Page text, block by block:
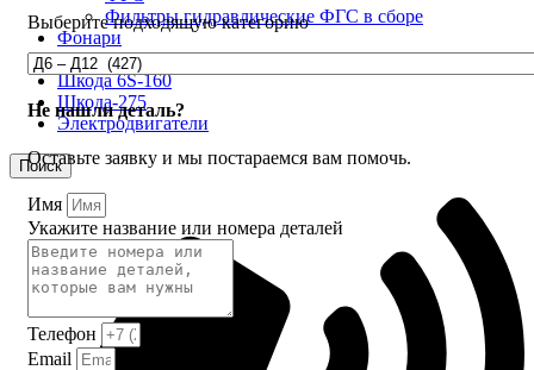
Фильтры гидравлические ФГС в сборе
Фонари
ЧН 25/34
Шкода 6S-160
Шкода-275
Электродвигатели
Поиск
Выберите подходящую категорию
Не нашли деталь?
Оставьте заявку и мы постараемся вам помочь.
Имя
Укажите название или номера деталей
Телефон
Email